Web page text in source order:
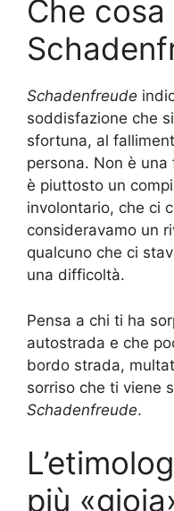
Che
Schadenfreude
soddisfazione che
sfortuna, al
persona. Non è
è piuttosto un
involontario, che ci
consideravamo un
qualcuno che ci
una difficoltà.
Pensa a chi ti ha
autostrada e che
bordo strada,
sorriso che ti viene
Schadenfreude.
più